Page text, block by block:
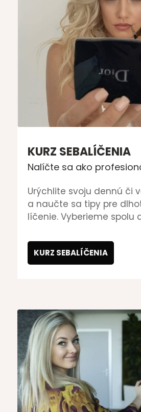
KURZ SEBALÍČENIA
Nalíčte sa ako
Urýchlite svoju dennú či
a naučte sa tipy pre
líčenie. Vyberieme spolu
konzistencie líčidiel.
KURZ SEBALÍČENIA